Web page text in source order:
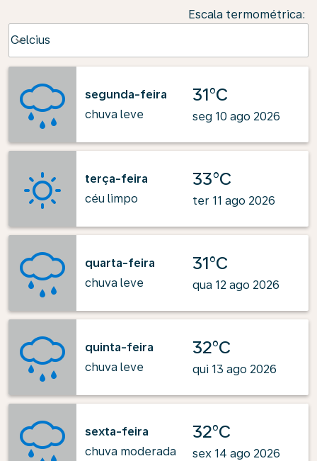
Escala termométrica:
Celcius
keyboard_arrow_down
segunda-feira
chuva leve
31°C
seg 10 ago 2026
terça-feira
céu limpo
33°C
ter 11 ago 2026
quarta-feira
chuva leve
31°C
qua 12 ago 2026
quinta-feira
chuva leve
32°C
qui 13 ago 2026
sexta-feira
chuva moderada
32°C
sex 14 ago 2026